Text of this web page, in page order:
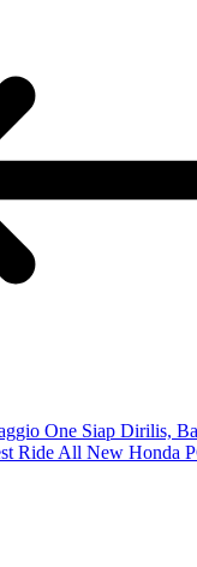
One Siap Dirilis,
Ride All New Honda